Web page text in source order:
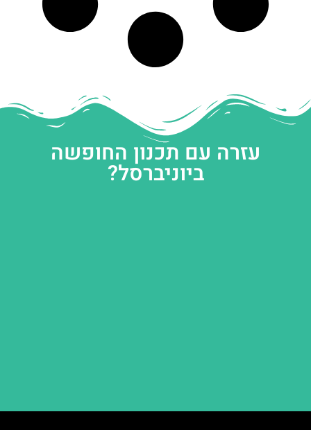
עזרה עם תכנון החופשה
ביוניברסל?